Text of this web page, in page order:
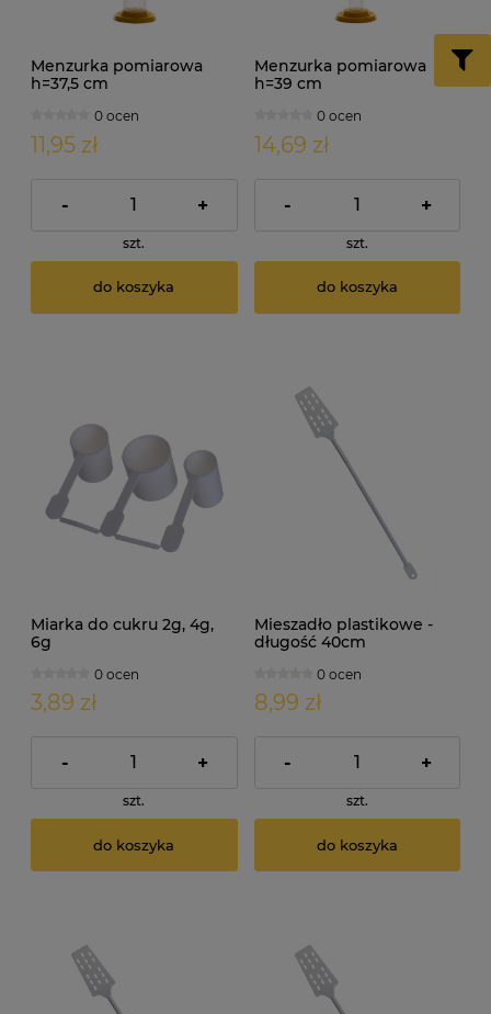
Menzurka pomiarowa
h=37,5 cm
0 ocen
11,95 zł
- +
szt.
do koszyka
Menzurka pomiarowa
h=39 cm
0 ocen
14,69 zł
- +
szt.
do koszyka
Miarka do cukru 2g, 4g,
6g
0 ocen
3,89 zł
- +
szt.
do koszyka
Mieszadło plastikowe -
długość 40cm
0 ocen
8,99 zł
- +
szt.
do koszyka